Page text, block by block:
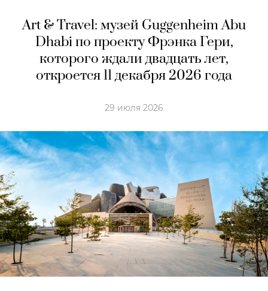
Art & Travel: музей Guggenheim Abu
Dhabi по проекту Фрэнка Гери,
которого ждали двадцать лет,
откроется 11 декабря 2026 года
29 июля 2026